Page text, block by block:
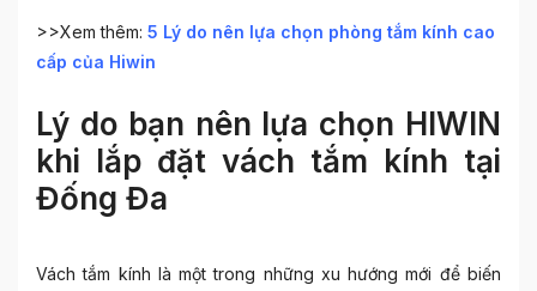
>>Xem thêm: 5 Lý do nên lựa chọn phòng tắm kính cao
cấp của Hiwin
Lý do bạn nên lựa chọn HIWIN
khi lắp đặt vách tắm kính tại
Đống Đa
Vách tắm kính là một trong những xu hướng mới để biến